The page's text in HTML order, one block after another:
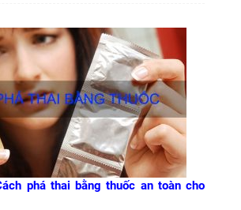
phá thai bằng thuốc an toàn cho